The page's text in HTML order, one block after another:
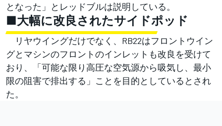
となった」とレッドブルは説明している。
■大幅に改良されたサイドポッド
リヤウイングだけでなく、RB22はフロントウイン
グとマシンのフロントのインレットも改良を受けて
おり、「可能な限り高圧な空気源から吸気し、最小
限の阻害で排出する」ことを目的としているとされ
た。